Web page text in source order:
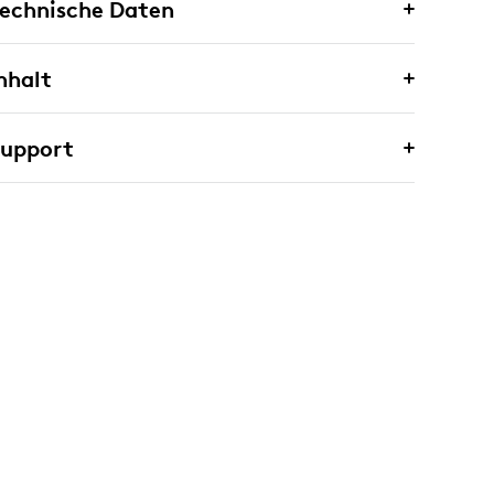
Daten